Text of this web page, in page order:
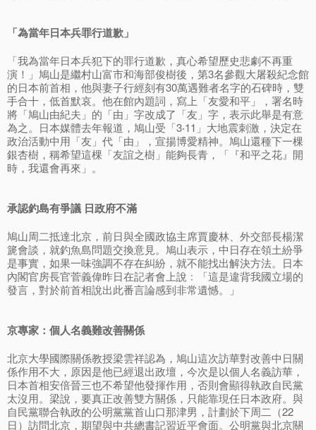
「為當年日本兵罪行道歉」
「我為當年日本兵犯下的罪行道歉，真心希望歷史悲劇不再重
演！」鳩山是繼村山富市和海部俊樹後，第3名參觀大屠殺紀念館
的日本前首相，他與妻子行經刻有30萬遇難者名字的石碑時，雙
手合十，低首默哀。他在館內題詞，寫上「友愛和平」，署名時
將「鳩山由紀夫」的「由」字改成了「友」字，表示此舉是有意
為之。日本媒體去年報道，鳩山受「3‧11」大地震刺激，決定在
政治活動中用「友」代「由」，宣揚博愛精神。鳩山還種下一棵
銀杏樹，稱希望這棵「友誼之樹」能夠長青，「『和平之花』開
時，我還會再來」。
承認釣島有爭議 日政府不滿
鳩山周二抵達北京，前日與全國政協主席賈慶林、外交部長楊潔
篪會談，就釣魚島問題交換意見。鳩山表示，中日存在領土紛爭
是事實，如果一味強調不存在糾紛，就不能找出解決方法。日本
內閣官房長官菅義偉昨日在記者會上說﹕「這是違背我國立場的
發言，對於前首相說出此番言論感到非常遺憾。」
京專家：個人名義難改善關係
北京大學國際關係教授梁雲祥認為，鳩山這次訪華對改善中日關
係作用不大，原因是他已經退出政壇，今次是以個人名義訪華，
日本首相安倍晉三也不希望他發揮作用，否則會顯得執政自民黨
太沒用。梁說，要真正改善雙方關係，只能靠現任日本政府。與
自民黨聯合執政的公明黨黨首山口那津男，計劃於下周二（22
日）訪問北京，期望與中共總書記習近平會面。公明黨與北京關